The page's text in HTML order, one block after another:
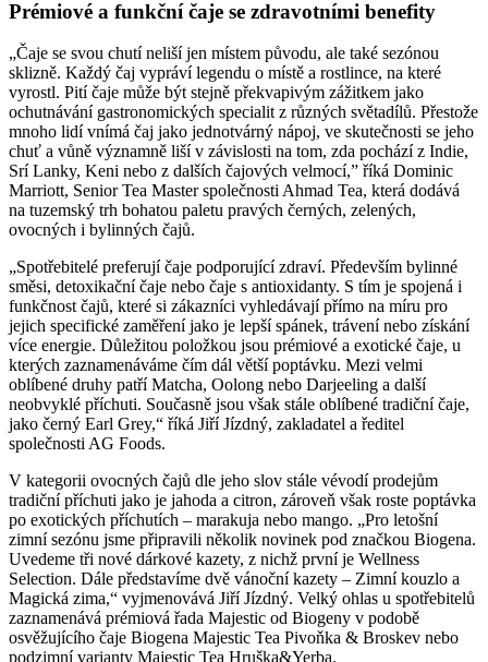
Prémiové a funkční čaje se zdravotními benefity
„Čaje se svou chutí neliší jen místem původu, ale také sezónou
sklizně. Každý čaj vypráví legendu o místě a rostlince, na které
vyrostl. Pití čaje může být stejně překvapivým zážitkem jako
ochutnávání gastronomických specialit z různých světadílů. Přestože
mnoho lidí vnímá čaj jako jednotvárný nápoj, ve skutečnosti se jeho
chuť a vůně významně liší v závislosti na tom, zda pochází z Indie,
Srí Lanky, Keni nebo z dalších čajových velmocí,” říká Dominic
Marriott, Senior Tea Master společnosti Ahmad Tea, která dodává
na tuzemský trh bohatou paletu pravých černých, zelených,
ovocných i bylinných čajů.
„Spotřebitelé preferují čaje podporující zdraví. Především bylinné
směsi, detoxikační čaje nebo čaje s antioxidanty. S tím je spojená i
funkčnost čajů, které si zákazníci vyhledávají přímo na míru pro
jejich specifické zaměření jako je lepší spánek, trávení nebo získání
více energie. Důležitou položkou jsou prémiové a exotické čaje, u
kterých zaznamenáváme čím dál větší poptávku. Mezi velmi
oblíbené druhy patří Matcha, Oolong nebo Darjeeling a další
neobvyklé příchuti. Současně jsou však stále oblíbené tradiční čaje,
jako černý Earl Grey,“ říká Jiří Jízdný, zakladatel a ředitel
společnosti AG Foods.
V kategorii ovocných čajů dle jeho slov stále vévodí prodejům
tradiční příchuti jako je jahoda a citron, zároveň však roste poptávka
po exotických příchutích – marakuja nebo mango. „Pro letošní
zimní sezónu jsme připravili několik novinek pod značkou Biogena.
Uvedeme tři nové dárkové kazety, z nichž první je Wellness
Selection. Dále představíme dvě vánoční kazety – Zimní kouzlo a
Magická zima,“ vyjmenovává Jiří Jízdný. Velký ohlas u spotřebitelů
zaznamenává prémiová řada Majestic od Biogeny v podobě
osvěžujícího čaje Biogena Majestic Tea Pivoňka & Broskev nebo
podzimní varianty Majestic Tea Hruška&Yerba.